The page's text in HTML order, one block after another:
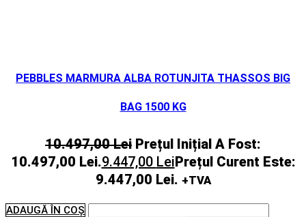
PEBBLES MARMURA ALBA ROTUNJITA THASSOS BIG
BAG 1500 KG
10.497,00Lei Prețul Inițial A Fost:
10.497,00 Lei.9.447,00 LeiPrețul Curent Este:
9.447,00 Lei. +TVA
ADAUGĂ ÎN COȘ